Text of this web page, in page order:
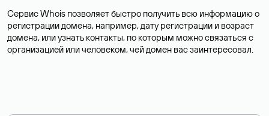
Сервис Whois позволяет быстро получить всю информацию о
регистрации домена, например, дату регистрации и возраст
домена, или узнать контакты, по которым можно связаться с
организацией или человеком, чей домен вас заинтересовал.